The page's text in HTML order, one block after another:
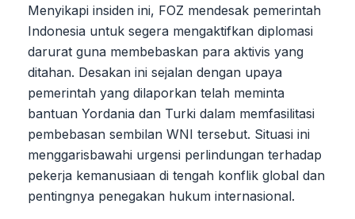
Menyikapi insiden ini, FOZ mendesak pemerintah
Indonesia untuk segera mengaktifkan diplomasi
darurat guna membebaskan para aktivis yang
ditahan. Desakan ini sejalan dengan upaya
pemerintah yang dilaporkan telah meminta
bantuan Yordania dan Turki dalam memfasilitasi
pembebasan sembilan WNI tersebut. Situasi ini
menggarisbawahi urgensi perlindungan terhadap
pekerja kemanusiaan di tengah konflik global dan
pentingnya penegakan hukum internasional.